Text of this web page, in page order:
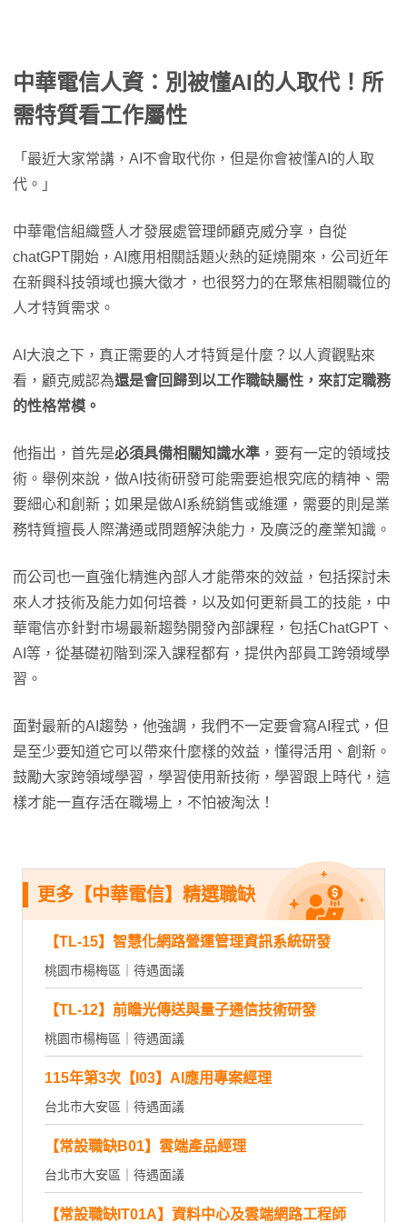
中華電信人資：別被懂AI的人取代！所
需特質看工作屬性
「最近大家常講，AI不會取代你，但是你會被懂AI的人取
代。」
中華電信組織暨人才發展處管理師顧克威分享，自從
chatGPT開始，AI應用相關話題火熱的延燒開來，公司近年
在新興科技領域也擴大徵才，也很努力的在聚焦相關職位的
人才特質需求。
AI大浪之下，真正需要的人才特質是什麼？以人資觀點來
看，顧克威認為還是會回歸到以工作職缺屬性，來訂定職務
的性格常模。
他指出，首先是必須具備相關知識水準 ，要有一定的領域技
術。舉例來說，做AI技術研發可能需要追根究底的精神、需
要細心和創新；如果是做AI系統銷售或維運，需要的則是業
務特質擅長人際溝通或問題解決能力，及廣泛的產業知識。
而公司也一直強化精進內部人才能帶來的效益，包括探討未
來人才技術及能力如何培養，以及如何更新員工的技能，中
華電信亦針對市場最新趨勢開發內部課程，包括ChatGPT、
AI等，從基礎初階到深入課程都有，提供內部員工跨領域學
習。
面對最新的AI趨勢，他強調，我們不一定要會寫AI程式，但
是至少要知道它可以帶來什麼樣的效益，懂得活用、創新。
鼓勵大家跨領域學習，學習使用新技術，學習跟上時代，這
樣才能一直存活在職場上，不怕被淘汰！
更多【中華電信】精選職缺
【TL-15】智慧化網路營運管理資訊系統研發
桃園市楊梅區｜待遇面議
【TL-12】前瞻光傳送與量子通信技術研發
桃園市楊梅區｜待遇面議
115年第3次【I03】AI應用專案經理
台北市大安區｜待遇面議
【常設職缺B01】雲端產品經理
台北市大安區｜待遇面議
【常設職缺IT01A】資料中心及雲端網路工程師